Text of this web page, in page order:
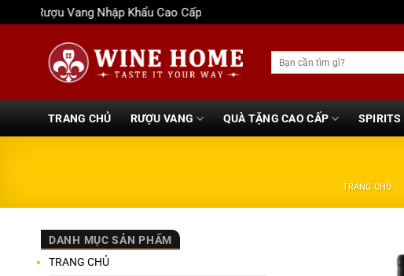
qua
Rượu Vang Nhập Khẩu Cao Cấp
Tìm
kiếm:
TRANG CHỦ RƯỢU VANG QUÀ TẶNG CAO CẤP SPIRITS
TRANG CHỦ /
DANH MỤC SẢN PHẨM
TRANG CHỦ